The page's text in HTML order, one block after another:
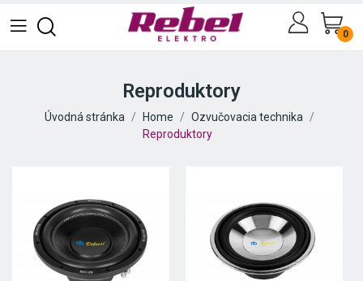
0
Reproduktory
Úvodná stránka Home
Ozvučovacia technika
Reproduktory